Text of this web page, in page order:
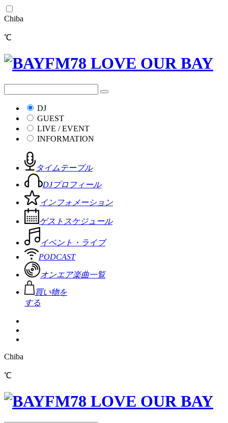
Chiba
℃
DJ
GUEST
LIVE / EVENT
INFORMATION
タイムテーブル
DJプロフィール
インフォメーション
ゲストスケジュール
イベント・ライブ
PODCAST
オンエア楽曲一覧
買い物を
する
Chiba
℃